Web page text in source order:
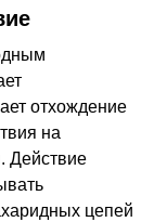
отхождение
на
Действие
цепей